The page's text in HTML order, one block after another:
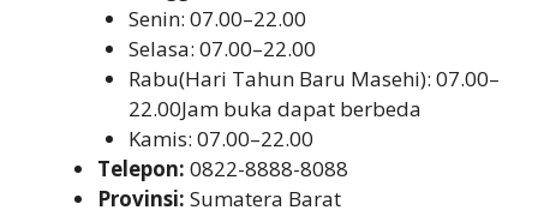
Senin: 07.00–22.00
Selasa: 07.00–22.00
Rabu(Hari Tahun Baru Masehi): 07.00–
22.00Jam buka dapat berbeda
Kamis: 07.00–22.00
Telepon: 0822-8888-8088
Provinsi: Sumatera Barat